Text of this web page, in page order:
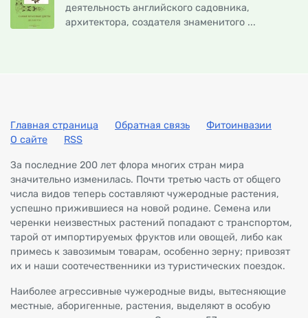
деятельность английского садовника,
архитектора, создателя знаменитого ...
Главная страница Обратная связь
Фитоинвазии
О сайте
RSS
За последние 200 лет флора многих стран мира
значительно изменилась. Почти третью часть от общего
числа видов теперь составляют чужеродные растения,
успешно прижившиеся на новой родине. Семена или
черенки неизвестных растений попадают с транспортом,
тарой от импортируемых фруктов или овощей, либо как
примесь к завозимым товарам, особенно зерну; привозят
их и наши соотечественники из туристических поездок.
Наиболее агрессивные чужеродные виды, вытесняющие
местные, аборигенные, растения, выделяют в особую